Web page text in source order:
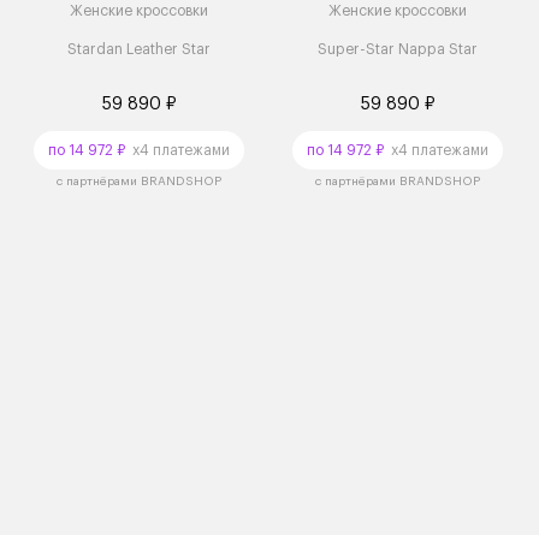
Женские кроссовки
Stardan Leather Star
59 890 ₽
по 14 972 ₽ x4 платежами
с партнёрами BRANDSHOP
Женские кроссовки
Super-Star Nappa Star
59 890 ₽
по 14 972 ₽ x4 платежами
с партнёрами BRANDSHOP